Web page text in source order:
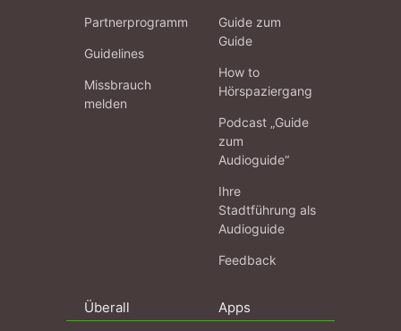
Partnerprogramm
Guidelines
Missbrauch
melden
Guide zum
Guide
How to
Hörspaziergang
Podcast „Guide
zum
Audioguide“
Ihre
Stadtführung als
Audioguide
Feedback
Überall Apps